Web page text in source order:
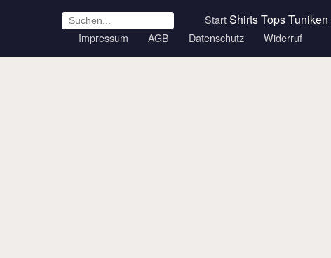
StartShirtsTopsTuniken
Impressum AGB Datenschutz Widerruf